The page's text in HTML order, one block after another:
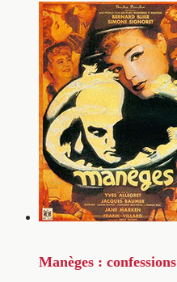
Manèges : confessions